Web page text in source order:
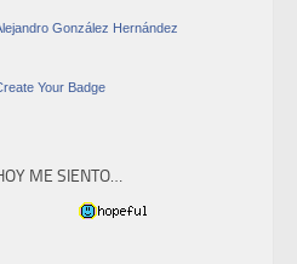
González Hernández
Your Badge
ME SIENTO…